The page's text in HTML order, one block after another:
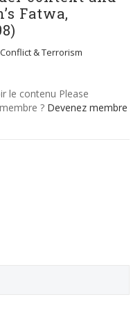
Fatwa,
& Terrorism
le contenu Please
? Devenez membre